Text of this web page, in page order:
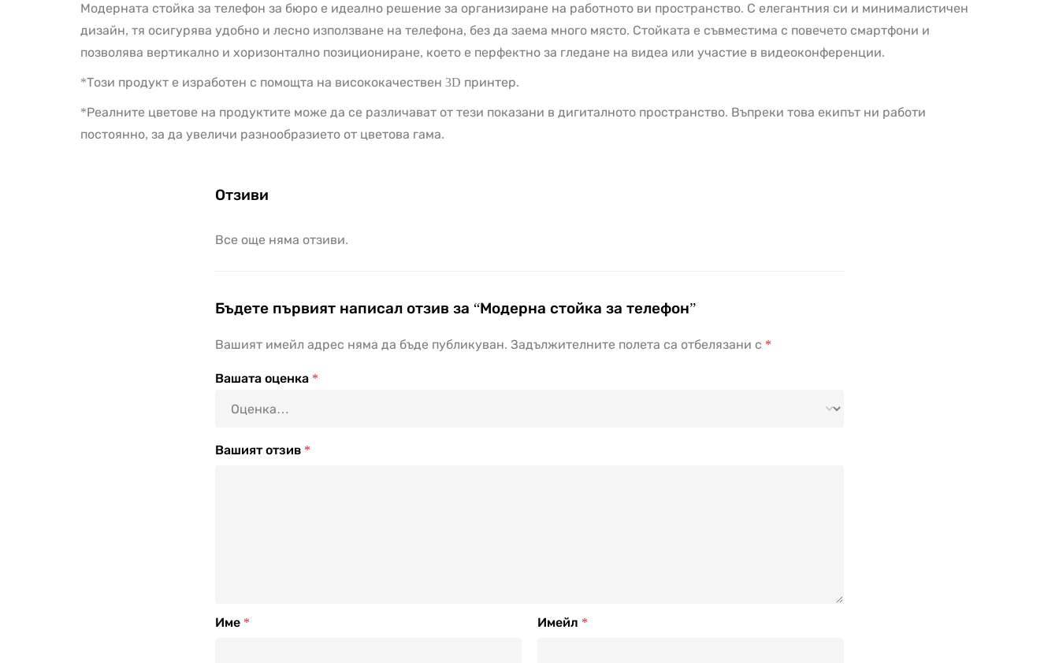
Модерната стойка за телефон за бюро е идеално решение за организиране на работното ви пространство. С елегантния си и минималистичен
дизайн, тя осигурява удобно и лесно използване на телефона, без да заема много място. Стойката е съвместима с повечето смартфони и
позволява вертикално и хоризонтално позициониране, което е перфектно за гледане на видеа или участие в видеоконференции.
*Този продукт е изработен с помощта на висококачествен 3D принтер.
*Реалните цветове на продуктите може да се различават от тези показани в дигиталното пространство. Въпреки това екипът ни работи
постоянно, за да увеличи разнообразието от цветова гама.
Отзиви
Все още няма отзиви.
Бъдете първият написал отзив за “Модерна стойка за телефон”
Вашият имейл адрес няма да бъде публикуван. Задължителните полета са отбелязани с *
Вашата оценка *
Вашият отзив *
Име * Имейл *